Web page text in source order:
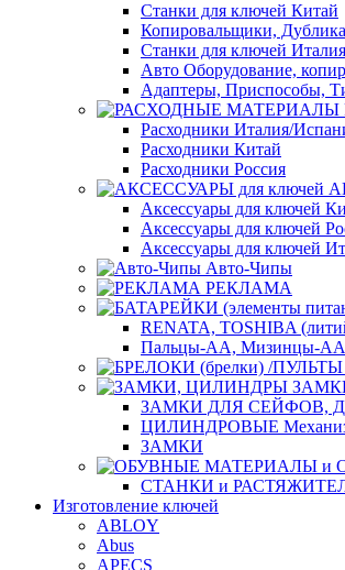
Станки для ключей Китай
Копировальщики,
Станки для ключей
Авто Оборудование,
Адаптеры, Приспособы,
Расходники Италия/
Расходники Китай
Расходники Россия
Аксессуары для ключей
Аксессуары для ключей
Аксессуары для ключей
Авто-Чипы
РЕКЛАМА
RENATA, TOSHIBA
Пальцы-АА, Мизинцы-
ЗАМКИ ДЛЯ СЕЙФОВ,
ЦИЛИНДРОВЫЕ
ЗАМКИ
СТАНКИ и
Изготовление ключей
ABLOY
Abus
APECS